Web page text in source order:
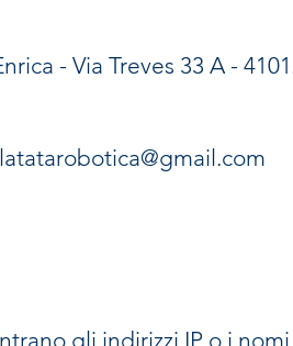
- Via Treves 33 A -
latatarobotica@gmail.com
gli indirizzi IP o i